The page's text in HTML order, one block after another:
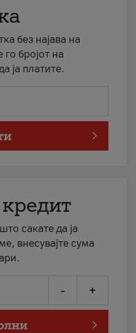
без најава на
бројот на
ја платите.
сакате да ја
внесувајте сума
- +